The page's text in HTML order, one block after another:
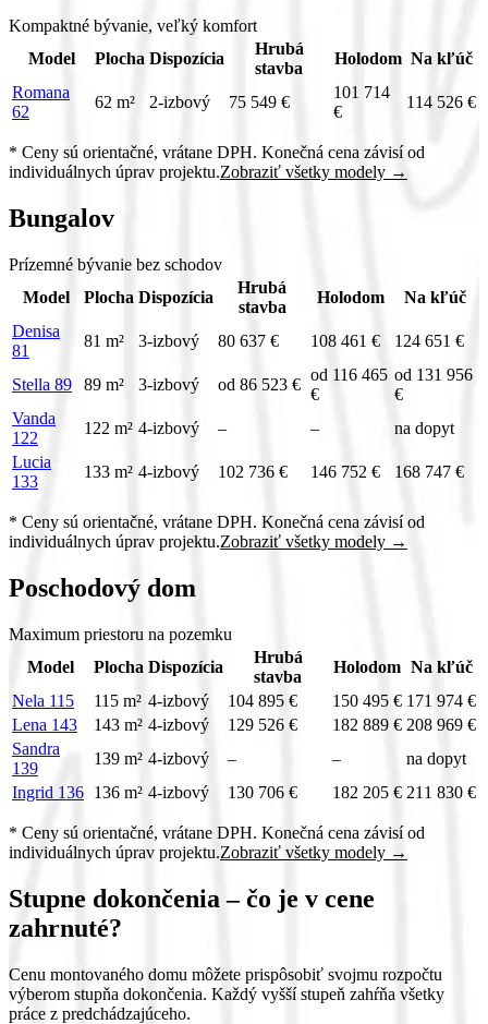
Kompaktné bývanie, veľký komfort
Model
Plocha Dispozícia
Hrubá
stavba
Holodom Na kľúč
Romana
62
62 m² 2-izbový 75 549 €
101 714
€
114 526 €
* Ceny sú orientačné, vrátane DPH. Konečná cena závisí od
individuálnych úprav projektu.Zobraziť všetky modely →
Bungalov
Prízemné bývanie bez schodov
Model
Plocha Dispozícia
Hrubá
stavba
Holodom
Na kľúč
Denisa
81
81 m² 3-izbový 80 637 € 108 461 € 124 651 €
Stella 89 89 m² 3-izbový od 86 523 €
od 116 465
€
od 131 956
€
Vanda
122
122 m² 4-izbový – –
na dopyt
Lucia
133
133 m² 4-izbový 102 736 € 146 752 € 168 747 €
* Ceny sú orientačné, vrátane DPH. Konečná cena závisí od
individuálnych úprav projektu.Zobraziť všetky modely →
Poschodový dom
Maximum priestoru na pozemku
Model
Plocha Dispozícia
Hrubá
stavba
Holodom Na kľúč
Nela 115
115 m² 4-izbový 104 895 € 150 495 € 171 974 €
Lena 143
143 m² 4-izbový 129 526 € 182 889 € 208 969 €
Sandra
139
139 m² 4-izbový – –
na dopyt
Ingrid 136 136 m² 4-izbový 130 706 € 182 205 € 211 830 €
* Ceny sú orientačné, vrátane DPH. Konečná cena závisí od
individuálnych úprav projektu.Zobraziť všetky modely →
Stupne dokončenia – čo je v cene
zahrnuté?
Cenu montovaného domu môžete prispôsobiť svojmu rozpočtu
výberom stupňa dokončenia. Každý vyšší stupeň zahŕňa všetky
práce z predchádzajúceho.